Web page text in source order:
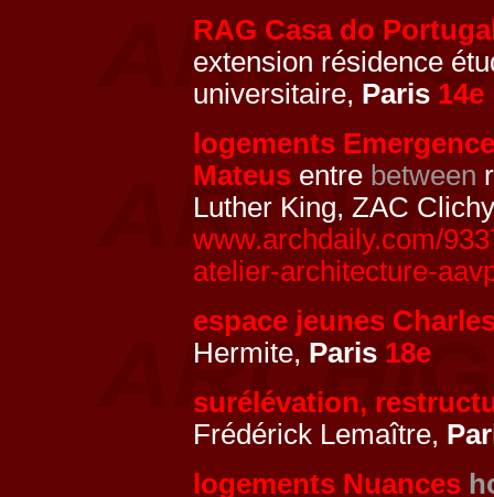
RAG Casa do
extension résidence
universitaire, Paris 14e
logements Emergence
Mateus entre between
Luther King, ZAC
www.archdaily.com/
atelier-architecture-
espace jeunes
Hermite, Paris 18e
surélévation,
Frédérick Lemaître,
logements Nuances